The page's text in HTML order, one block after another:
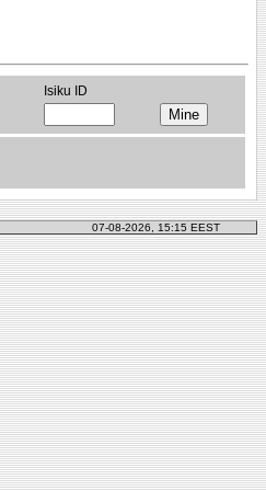
Isiku ID
07-08-2026, 15:15 EEST